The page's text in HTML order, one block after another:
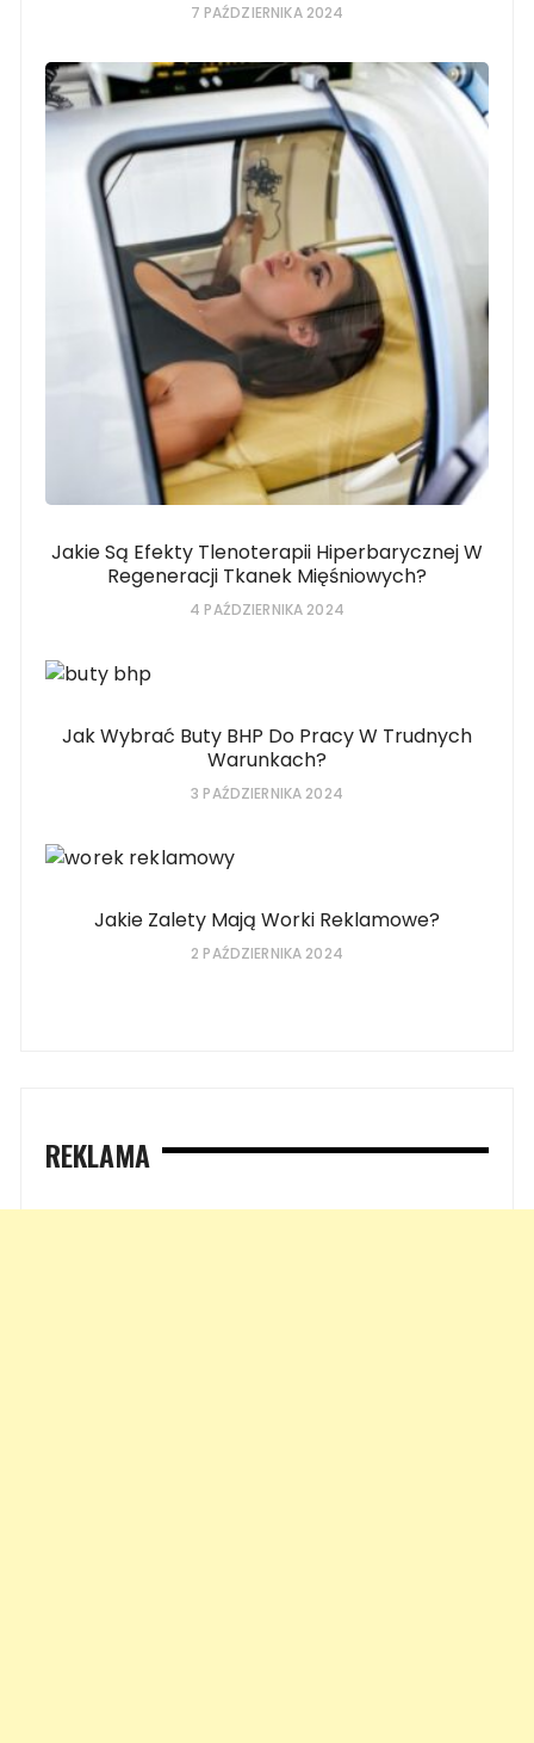
7 PAŹDZIERNIKA 2024
Jakie Są Efekty Tlenoterapii Hiperbarycznej W
Regeneracji Tkanek Mięśniowych?
4 PAŹDZIERNIKA 2024
Jak Wybrać Buty BHP Do Pracy W Trudnych
Warunkach?
3 PAŹDZIERNIKA 2024
Jakie Zalety Mają Worki Reklamowe?
2 PAŹDZIERNIKA 2024
REKLAMA